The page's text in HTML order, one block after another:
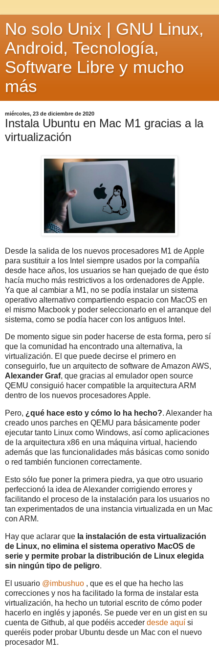
No solo Unix | GNU Linux,
Android, Tecnología,
Software Libre y mucho
más
miércoles, 23 de diciembre de 2020
Instala Ubuntu en Mac M1 gracias a la
virtualización
Desde la salida de los nuevos procesadores M1 de Apple
para sustituir a los Intel siempre usados por la compañía
desde hace años, los usuarios se han quejado de que ésto
hacía mucho más restrictivos a los ordenadores de Apple.
Ya que al cambiar a M1, no se podía instalar un sistema
operativo alternativo compartiendo espacio con MacOS en
el mismo Macbook y poder seleccionarlo en el arranque del
sistema, como se podía hacer con los antiguos Intel.
De momento sigue sin poder hacerse de esta forma, pero sí
que la comunidad ha encontrado una alternativa, la
virtualización. El que puede decirse el primero en
conseguirlo, fue un arquitecto de software de Amazon AWS,
Alexander Graf, que gracias al emulador open source
QEMU consiguió hacer compatible la arquitectura ARM
dentro de los nuevos procesadores Apple.
Pero, ¿qué hace esto y cómo lo ha hecho?. Alexander ha
creado unos parches en QEMU para básicamente poder
ejecutar tanto Linux como Windows, así como aplicaciones
de la arquitectura x86 en una máquina virtual, haciendo
además que las funcionalidades más básicas como sonido
o red también funcionen correctamente.
Esto sólo fue poner la primera piedra, ya que otro usuario
perfeccionó la idea de Alexander corrigiendo errores y
facilitando el proceso de la instalación para los usuarios no
tan experimentados de una instancia virtualizada en un Mac
con ARM.
Hay que aclarar que la instalación de esta virtualización
de Linux, no elimina el sistema operativo MacOS de
serie y permite probar la distribución de Linux elegida
sin ningún tipo de peligro.
El usuario @imbushuo , que es el que ha hecho las
correcciones y nos ha facilitado la forma de instalar esta
virtualización, ha hecho un tutorial escrito de cómo poder
hacerlo en inglés y japonés. Se puede ver en un gist en su
cuenta de Github, al que podéis acceder desde aquí si
queréis poder probar Ubuntu desde un Mac con el nuevo
procesador M1.